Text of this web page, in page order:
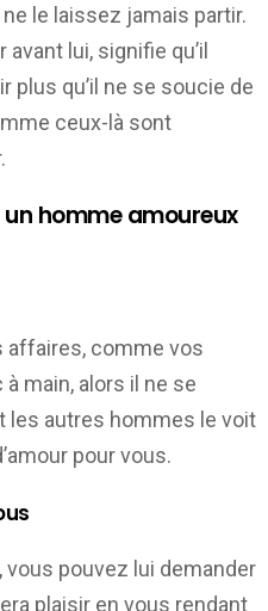
le laissez jamais partir.
lui, signifie qu’il
plus qu’il ne se soucie de
ceux-là sont
homme amoureux
affaires, comme vos
main, alors il ne se
les autres hommes le voit
pour vous.
pouvez lui demander
plaisir en vous rendant